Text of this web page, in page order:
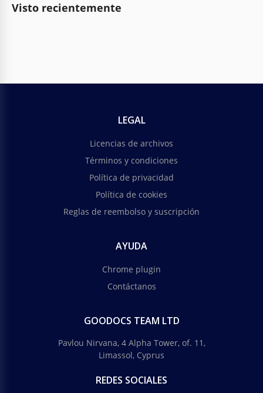
Visto recientemente
LEGAL
Licencias de archivos
Términos y condiciones
Política de privacidad
Política de cookies
Reglas de reembolso y suscripción
AYUDA
Chrome plugin
Contáctanos
GOODOCS TEAM LTD
Pavlou Nirvana, 4 Alpha Tower, of. 11,
Limassol, Cyprus
REDES SOCIALES